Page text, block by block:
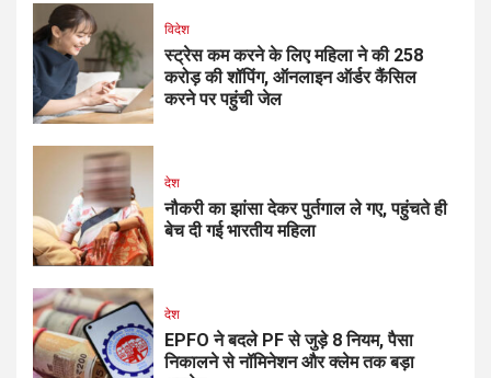
विदेश
स्ट्रेस कम करने के लिए महिला ने की ₹258
करोड़ की शॉपिंग, ऑनलाइन ऑर्डर कैंसिल
करने पर पहुंची जेल
देश
नौकरी का झांसा देकर पुर्तगाल ले गए, पहुंचते ही
बेच दी गई भारतीय महिला
देश
EPFO ने बदले PF से जुड़े 8 नियम, पैसा
निकालने से नॉमिनेशन और क्लेम तक बड़ा